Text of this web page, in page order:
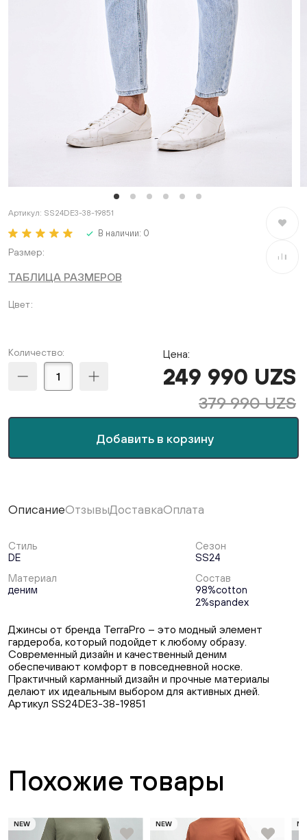
Артикул: SS24DE3-38-19851
В наличии: 0
В
В
Размер
ТАБЛИЦА РАЗМЕРОВ
Цвет
Количество:
Добавить в корзину
Цена:
249 990 UZS
379 990 UZS
ОписаниеОтзывыДоставкаОплата
Стиль
DE
Сезон
SS24
Материал
деним
Состав
98%cotton
2%spandex
Джинсы от бренда TerraPro – это модный элемент
гардероба, который подойдет к любому образу.
Современный дизайн и качественный деним
обеспечивают комфорт в повседневной носке.
Практичный карманный дизайн и прочные материалы
делают их идеальным выбором для активных дней.
Артикул SS24DE3-38-19851
Похожие товары
NEW NEW